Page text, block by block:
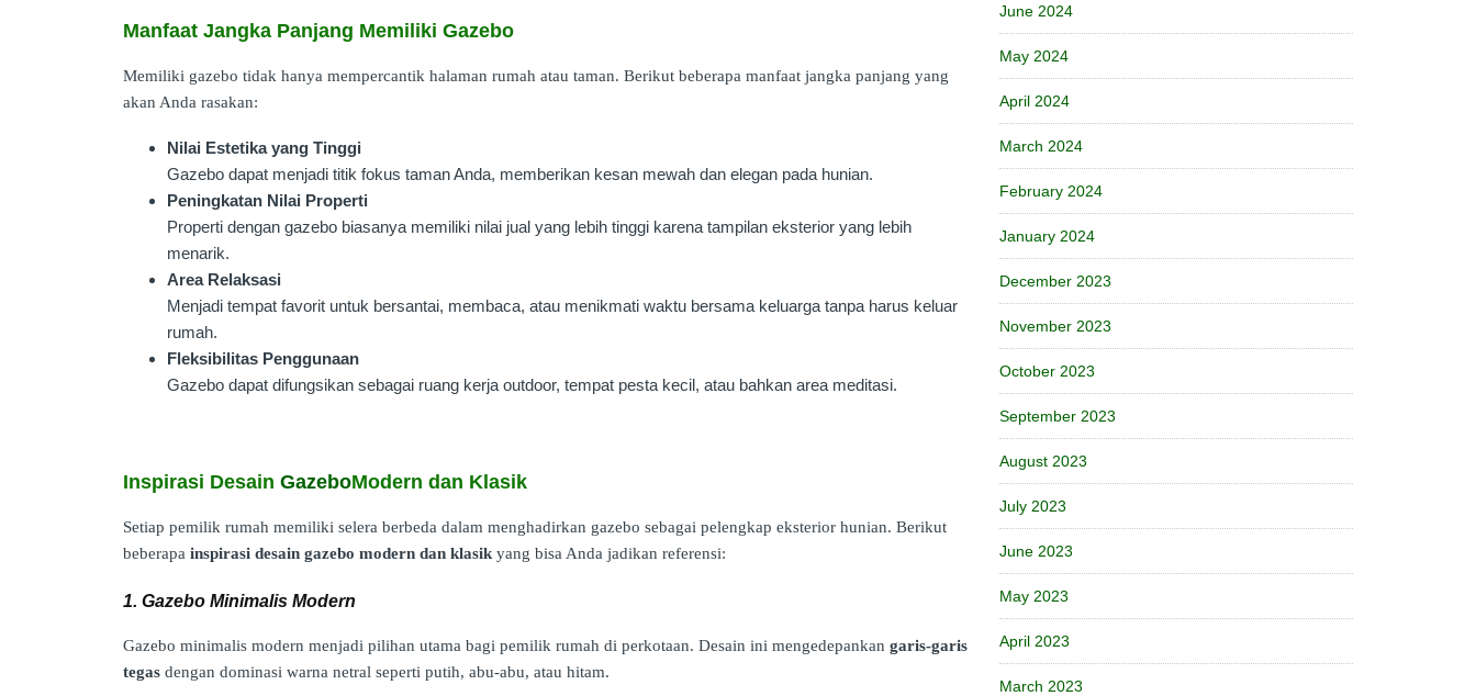
Manfaat Jangka Panjang Memiliki Gazebo
Memiliki gazebo tidak hanya mempercantik halaman rumah atau taman. Berikut beberapa manfaat jangka panjang yang
akan Anda rasakan:
Nilai Estetika yang Tinggi
Gazebo dapat menjadi titik fokus taman Anda, memberikan kesan mewah dan elegan pada hunian.
Peningkatan Nilai Properti
Properti dengan gazebo biasanya memiliki nilai jual yang lebih tinggi karena tampilan eksterior yang lebih
menarik.
Area Relaksasi
Menjadi tempat favorit untuk bersantai, membaca, atau menikmati waktu bersama keluarga tanpa harus keluar
rumah.
Fleksibilitas Penggunaan
Gazebo dapat difungsikan sebagai ruang kerja outdoor, tempat pesta kecil, atau bahkan area meditasi.
Inspirasi Desain GazeboModern dan Klasik
Setiap pemilik rumah memiliki selera berbeda dalam menghadirkan gazebo sebagai pelengkap eksterior hunian. Berikut
beberapa inspirasi desain gazebo modern dan klasik yang bisa Anda jadikan referensi:
1. Gazebo Minimalis Modern
Gazebo minimalis modern menjadi pilihan utama bagi pemilik rumah di perkotaan. Desain ini mengedepankan garis-garis
tegas dengan dominasi warna netral seperti putih, abu-abu, atau hitam.
June 2024
May 2024
April 2024
March 2024
February 2024
January 2024
December 2023
November 2023
October 2023
September 2023
August 2023
July 2023
June 2023
May 2023
April 2023
March 2023